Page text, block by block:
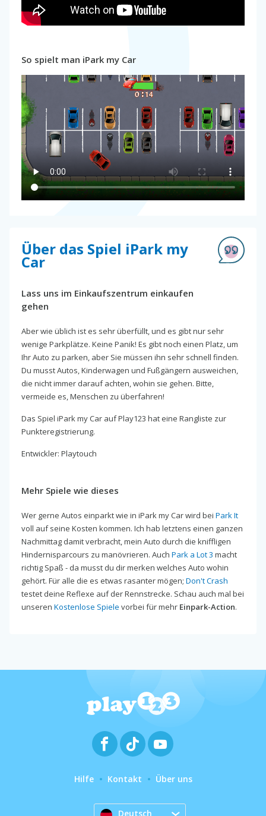
So spielt man iPark my Car
Über das Spiel iPark my
Car
Lass uns im Einkaufszentrum einkaufen
gehen
Aber wie üblich ist es sehr überfüllt, und es gibt nur sehr
wenige Parkplätze. Keine Panik! Es gibt noch einen Platz, um
Ihr Auto zu parken, aber Sie müssen ihn sehr schnell finden.
Du musst Autos, Kinderwagen und Fußgängern ausweichen,
die nicht immer darauf achten, wohin sie gehen. Bitte,
vermeide es, Menschen zu überfahren!
Das Spiel iPark my Car auf Play123 hat eine Rangliste zur
Punkteregistrierung.
Entwickler: Playtouch
Mehr Spiele wie dieses
Wer gerne Autos einparkt wie in iPark my Car wird bei Park It
voll auf seine Kosten kommen. Ich hab letztens einen ganzen
Nachmittag damit verbracht, mein Auto durch die kniffligen
Hindernisparcours zu manövrieren. Auch Park a Lot 3 macht
richtig Spaß - da musst du dir merken welches Auto wohin
gehört. Für alle die es etwas rasanter mögen; Don't Crash
testet deine Reflexe auf der Rennstrecke. Schau auch mal bei
unseren Kostenlose Spiele vorbei für mehr Einpark-Action.
Hilfe Kontakt Über uns
Deutsch